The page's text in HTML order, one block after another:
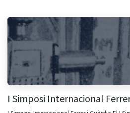
I Simposi Internacional